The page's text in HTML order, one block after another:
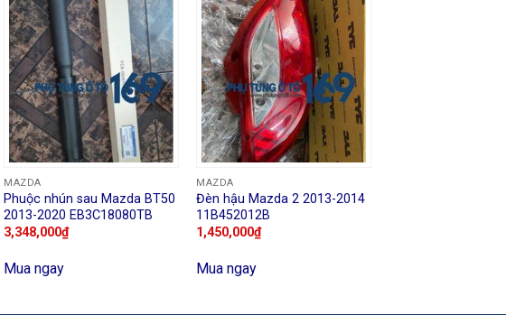
MAZDA
Phuộc nhún sau Mazda BT50
2013-2020 EB3C18080TB
3,348,000₫
Mua ngay
MAZDA
Đèn hậu Mazda 2 2013-2014
11B452012B
1,450,000₫
Mua ngay